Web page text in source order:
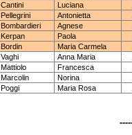
Cantini Luciana
Pellegrini Antonietta
Bombardieri Agnese
Kerpan Paola
Bordin Maria Carmela
Vaghi Anna Maria
Mattiolo Francesca
Marcolin Norina
Poggi Maria Rosa